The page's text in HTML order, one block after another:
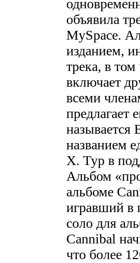
объявила
MySpace.
изданием,
трека, в
включает
всеми
предлагает
называется
названием
X. Тур в
Альбом
альбоме
игравший в
соло для
Cannibal
что более